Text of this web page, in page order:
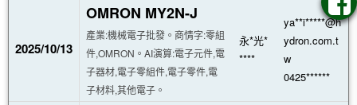
2025/10/13
OMRON MY2N-J
產業:機械電子批發。商情字:零組
件,OMRON。AI演算:電子元件,電
子器材,電子零組件,電子零件,電
子材料,其他電子。
永*光*
****
ya**i*****@h
ydron.com.t
w
0425******